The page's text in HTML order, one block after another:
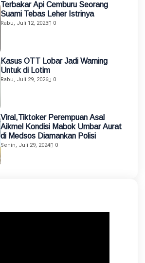
Terbakar Api Cemburu Seorang
Suami Tebas Leher Istrinya
Rabu, Juli 12, 2023 0
Kasus OTT Lobar Jadi Warning
Untuk di Lotim
Rabu, Juli 29, 2026 0
Viral,Tiktoker Perempuan Asal
Aikmel Kondisi Mabok Umbar Aurat
di Medsos Diamankan Polisi
Senin, Juli 29, 2024 0